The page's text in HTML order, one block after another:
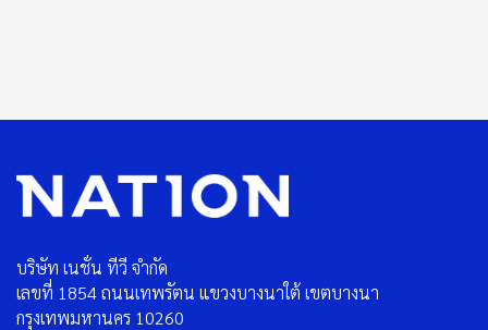
บริษัท เนชั่น ทีวี จำกัด
เลขที่ 1854 ถนนเทพรัตน แขวงบางนาใต้ เขตบางนา
กรุงเทพมหานคร 10260